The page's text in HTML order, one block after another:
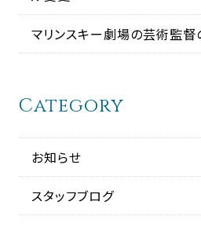
マリンスキー劇場の芸術監督
Category
お知らせ
スタッフブログ